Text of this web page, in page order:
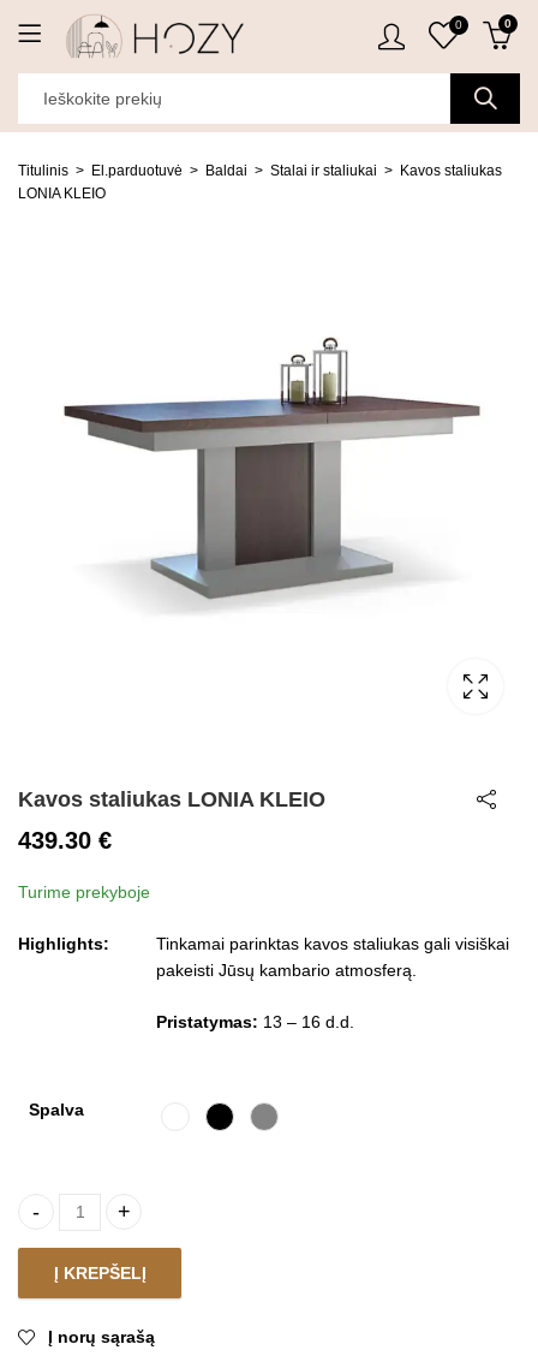
0 0
Titulinis El.parduotuvė Baldai Stalai ir staliukai
Kavos staliukas
LONIA KLEIO
Kavos staliukas LONIA KLEIO
439.30 €
Turime prekyboje
Highlights:
Tinkamai parinktas kavos staliukas gali visiškai
pakeisti Jūsų kambario atmosferą.
Pristatymas: 13 – 16 d.d.
Spalva
Kavos staliukas LONIA KLEIO quantity
Į KREPŠELĮ
Į norų sąrašą